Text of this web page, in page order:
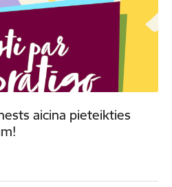
aicina pieteikties